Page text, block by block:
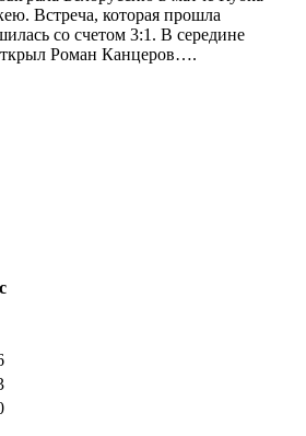
Встреча, которая прошла
со счетом 3:1. В середине
Роман Канцеров….